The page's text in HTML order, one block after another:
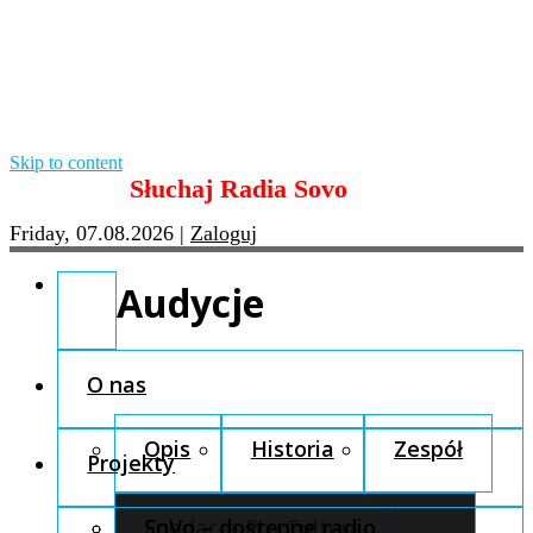
Skip to content
Słuchaj Radia Sovo
Friday, 07.08.2026 | Zaloguj
O nas
Opis Historia Zespół
Fundacja Pro Cultura
Projekty
SoVo – dostępne radio
Audycje